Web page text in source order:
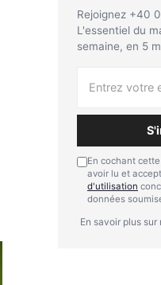
Rejoignez +40
L'essentiel du
semaine, en 5
En cochant
avoir lu et
d'utilisation
données
En savoir plus